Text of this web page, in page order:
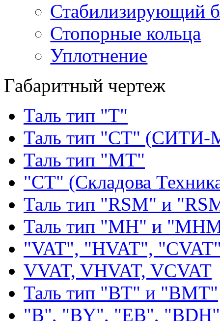
Стабилизирующий
Стопорные кольца
Уплотнение
Габаритный чертеж
Таль тип "Т"
Таль тип "СТ" (СИТИ-
Таль тип "МТ"
"СТ" (Складова
Таль тип "RSМ" и
Таль тип "MH" и
"VAT", "HVAT",
VVAT, VHVAT, VCVAT
Таль тип "BT" и "BMT"
"В", "BY", "EВ", "BDH"